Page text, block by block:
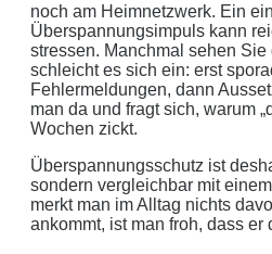
noch am Heimnetzwerk. Ein
Überspannungsimpuls kann
stressen. Manchmal sehen Sie
schleicht es sich ein: erst
Fehlermeldungen, dann
man da und fragt sich, warum
Wochen zickt.
Überspannungsschutz ist
sondern vergleichbar mit
merkt man im Alltag nichts
ankommt, ist man froh, dass er